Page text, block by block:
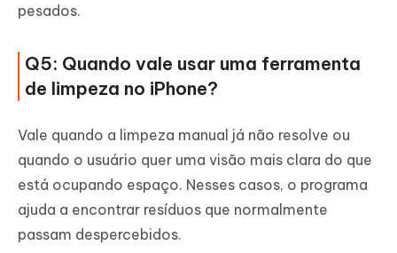
pesados.
Q5: Quando vale usar uma ferramenta
de limpeza no iPhone?
Vale quando a limpeza manual já não resolve ou
quando o usuário quer uma visão mais clara do que
está ocupando espaço. Nesses casos, o programa
ajuda a encontrar resíduos que normalmente
passam despercebidos.